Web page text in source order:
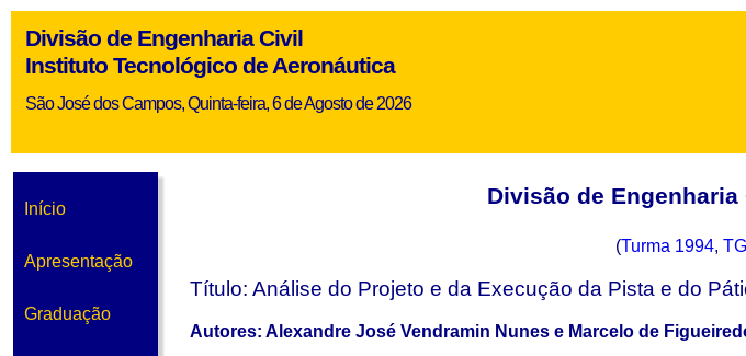
Divisão de Engenharia Civil
Instituto Tecnológico de Aeronáutica
São José dos Campos, Quinta-feira, 6 de Agosto de 2026
Início
Apresentação
Graduação
Divisão de
(Turma 1994,
Título: Análise do Projeto e da Execução da Pista e do
Autores: Alexandre José Vendramin Nunes e Marcelo de